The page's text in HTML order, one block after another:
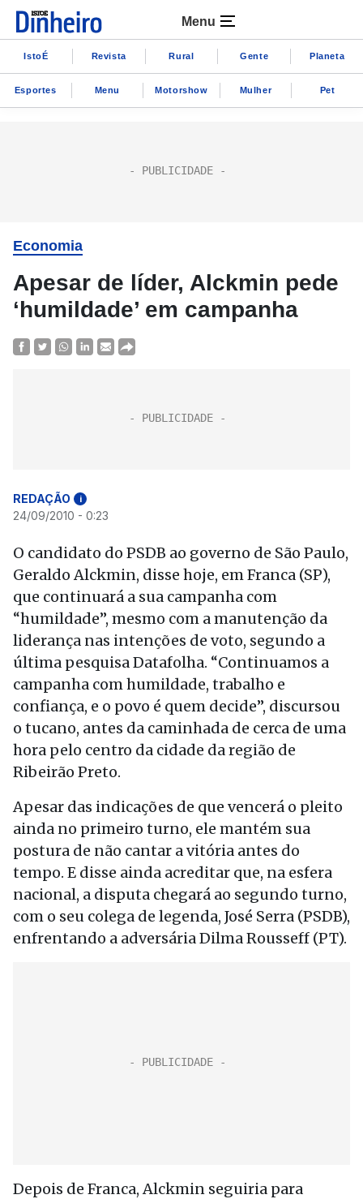
Menu
IstoÉ Revista Rural Gente Planeta
Esportes Menu Motorshow Mulher Pet
Economia
Apesar de líder, Alckmin pede
‘humildade’ em campanha
REDAÇÃO i
24/09/2010 - 0:23
O candidato do PSDB ao governo de São Paulo,
Geraldo Alckmin, disse hoje, em Franca (SP),
que continuará a sua campanha com
“humildade”, mesmo com a manutenção da
liderança nas intenções de voto, segundo a
última pesquisa Datafolha. “Continuamos a
campanha com humildade, trabalho e
confiança, e o povo é quem decide”, discursou
o tucano, antes da caminhada de cerca de uma
hora pelo centro da cidade da região de
Ribeirão Preto.
Apesar das indicações de que vencerá o pleito
ainda no primeiro turno, ele mantém sua
postura de não cantar a vitória antes do
tempo. E disse ainda acreditar que, na esfera
nacional, a disputa chegará ao segundo turno,
com o seu colega de legenda, José Serra (PSDB),
enfrentando a adversária Dilma Rousseff (PT).
Depois de Franca, Alckmin seguiria para